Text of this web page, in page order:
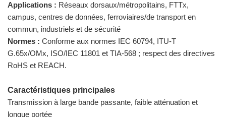
Applications : Réseaux dorsaux/métropolitains, FTTx,
campus, centres de données, ferroviaires/de transport en
commun, industriels et de sécurité
Normes : Conforme aux normes IEC 60794, ITU-T
G.65x/OMx, ISO/IEC 11801 et TIA-568 ; respect des directives
RoHS et REACH.
Caractéristiques principales
Transmission à large bande passante, faible atténuation et
longue portée